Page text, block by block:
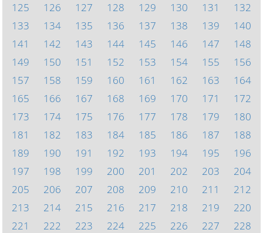
125
126 127 128 129 130 131
132
133
134 135 136 137 138 139
140
141
142 143 144 145 146 147
148
149
150 151 152 153 154 155
156
157
158 159 160 161 162 163
164
165
166 167 168 169 170 171
172
173
174 175 176 177 178 179
180
181
182 183 184 185 186 187
188
189
190 191 192 193 194 195
196
197
198 199 200 201 202 203
204
205
206 207 208 209 210 211
212
213
214 215 216 217 218 219
220
221
222 223 224 225 226 227
228